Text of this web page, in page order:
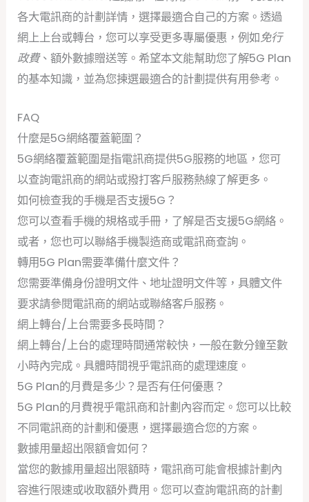
各大電訊商的計劃詳情，選擇最適合自己的方案。透過
網上上台或轉台，您可以享受更多專屬優惠，例如免行
政費、額外數據贈送等。希望本文能幫助您了解5G Plan
的基本知識，並為您揀選最適合的計劃提供有用參考。
FAQ
什麼是5G網絡覆蓋範圍？
5G網絡覆蓋範圍是指電訊商提供5G服務的地區，您可
以查詢電訊商的網站或撥打客戶服務熱線了解更多。
如何檢查我的手機是否支援5G？
您可以查看手機的規格或手冊，了解是否支援5G網絡。
或者，您也可以聯絡手機製造商或電訊商查詢。
轉用5G Plan需要準備什麼文件？
您需要準備身份證明文件、地址證明文件等，具體文件
要求請參閱電訊商的網站或聯絡客戶服務。
網上轉台/上台需要多長時間？
網上轉台/上台的處理時間通常較快，一般在數分鐘至數
小時內完成。具體時間視乎電訊商的處理速度。
5G Plan的月費是多少？是否有任何優惠？
5G Plan的月費視乎電訊商和計劃內容而定。您可以比較
不同電訊商的計劃和優惠，選擇最適合您的方案。
數據用量超出限額會如何？
當您的數據用量超出限額時，電訊商可能會根據計劃內
容進行限速或收取額外費用。您可以查詢電訊商的計劃